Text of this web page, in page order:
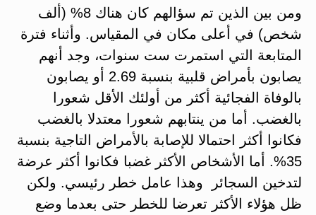
ومن بين الذين تم سؤالهم كان هناك 8% (ألف
شخص) في أعلى مكان في المقياس. وأثناء فترة
المتابعة التي استمرت ست سنوات، وجد أنهم
يصابون بأمراض قلبية بنسبة 2.69 أو يصابون
بالوفاة الفجائية أكثر من أولئك الأقل شعورا
بالغضب. أما من ينتابهم شعورا معتدلا بالغضب
فكانوا أكثر احتمالا للإصابة بالأمراض التاجية بنسبة
35%. أما الأشخاص الأكثر غضبا فكانوا أكثر عرضة
لتدخين السجائر وهذا عامل خطر رئيسي. ولكن
ظل هؤلاء الأكثر تعرضا للخطر حتى بعدما وضع